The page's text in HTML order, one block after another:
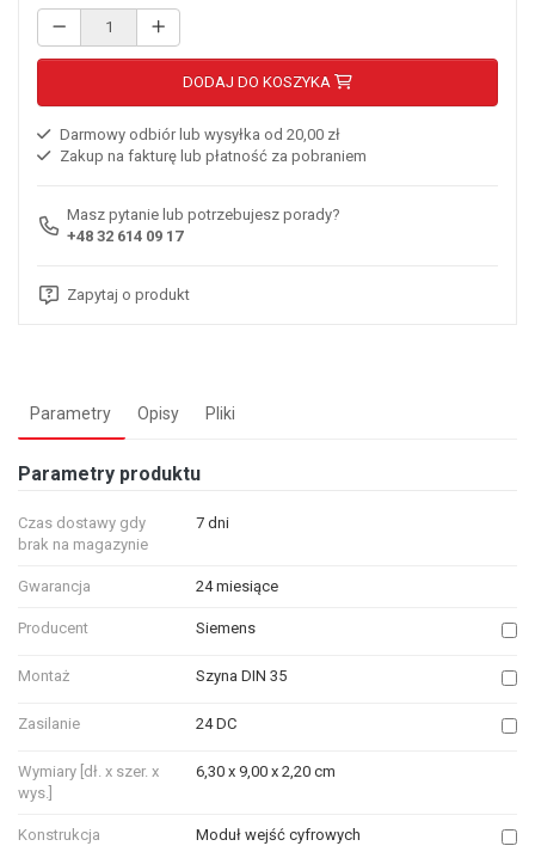
DODAJ DO KOSZYKA
Darmowy odbiór lub wysyłka od 20,00 zł
Zakup na fakturę lub płatność za pobraniem
Masz pytanie lub potrzebujesz porady?
+48 32 614 09 17
Zapytaj o produkt
Parametry Opisy Pliki
Parametry produktu
Czas dostawy gdy
brak na magazynie
7 dni
Gwarancja 24 miesiące
Producent Siemens
Montaż Szyna DIN 35
Zasilanie 24 DC
Wymiary [dł. x szer. x
wys.]
6,30 x 9,00 x 2,20 cm
Konstrukcja Moduł wejść cyfrowych